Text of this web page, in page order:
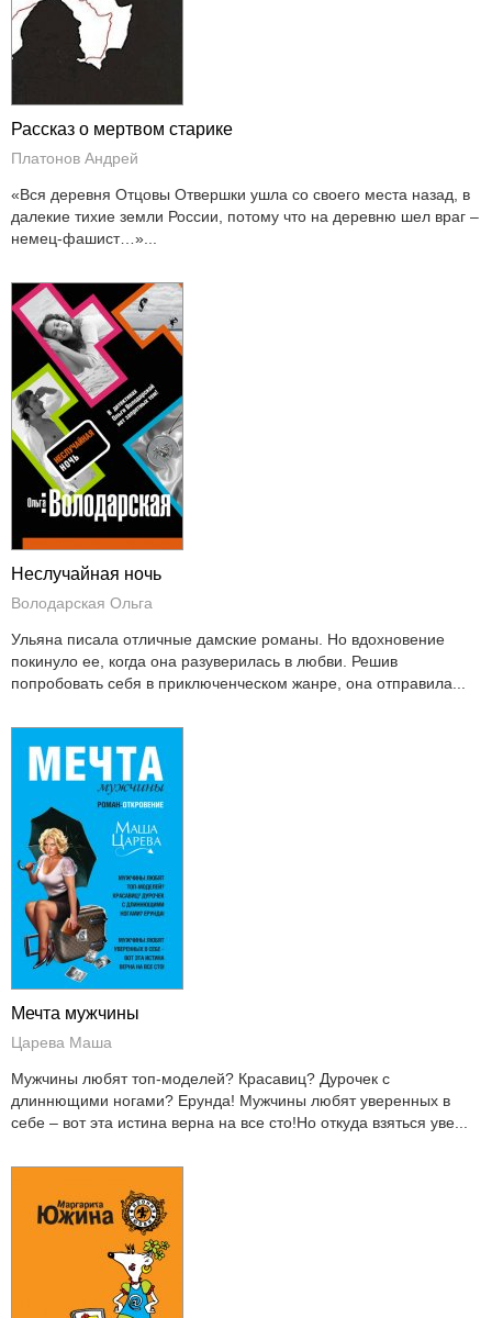
Рассказ о мертвом старике
Платонов Андрей
«Вся деревня Отцовы Отвершки ушла со своего места назад, в
далекие тихие земли России, потому что на деревню шел враг –
немец-фашист…»...
Неслучайная ночь
Володарская Ольга
Ульяна писала отличные дамские романы. Но вдохновение
покинуло ее, когда она разуверилась в любви. Решив
попробовать себя в приключенческом жанре, она отправила...
Мечта мужчины
Царева Маша
Мужчины любят топ-моделей? Красавиц? Дурочек с
длиннющими ногами? Ерунда! Мужчины любят уверенных в
себе – вот эта истина верна на все сто!Но откуда взяться уве...